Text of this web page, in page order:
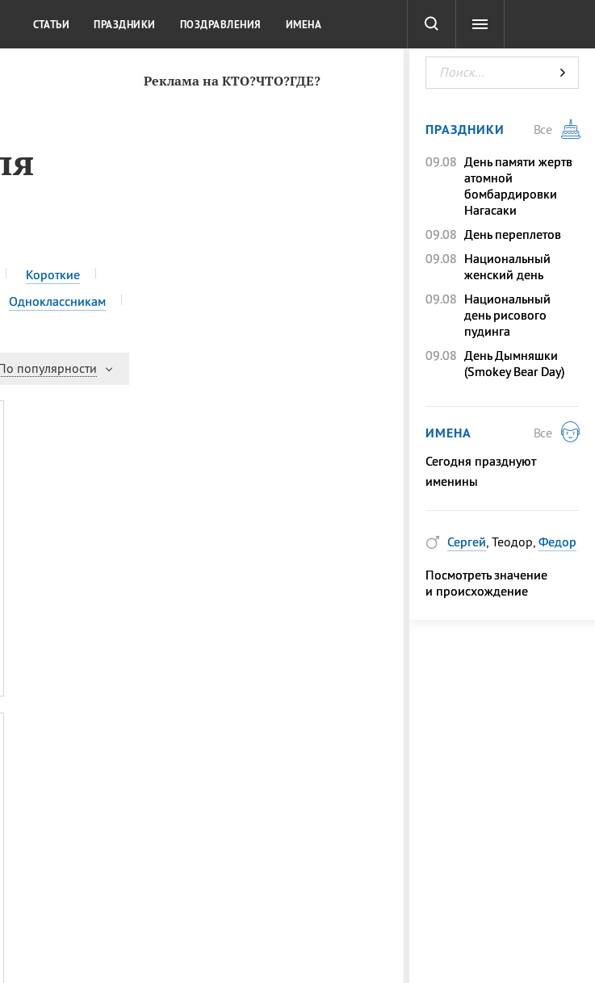
Короткие
Одноклассникам
популярности
Реклама на КТО?ЧТО?ГДЕ?
КУЛЬТУРА КРАСОТА ТЕСТЫ
СТАТЬИ ПРАЗДНИКИ ПОЗДРАВЛЕНИЯ ИМЕНА
ПРАЗДНИКИ
Все
09.08 День памяти жертв
атомной
бомбардировки
Нагасаки
09.08 День переплетов
09.08 Национальный
женский день
09.08 Национальный
день рисового
пудинга
09.08 День Дымняшки
(Smokey Bear Day)
ИМЕНА
Все
Сегодня празднуют
именины
Сергей, Теодор, Федор
Посмотреть значение
и происхождение